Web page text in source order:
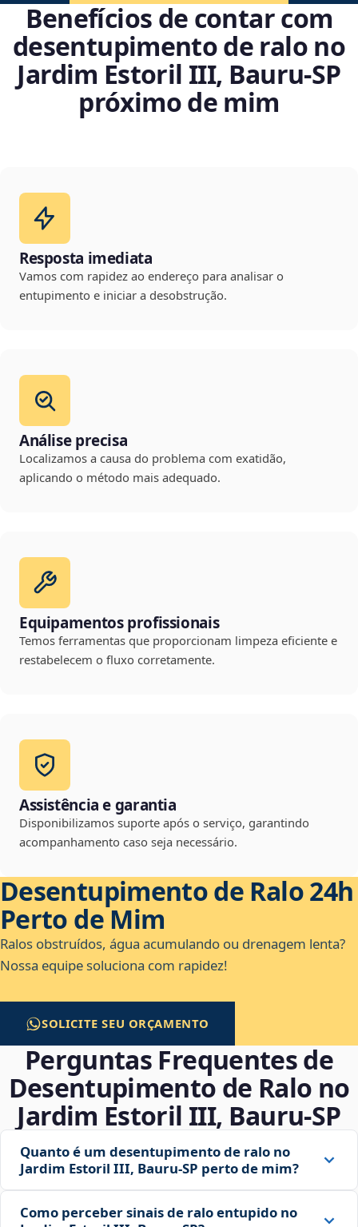
Benefícios de contar com
desentupimento de ralo no
Jardim Estoril III, Bauru‑SP
próximo de mim
Resposta imediata
Vamos com rapidez ao endereço para analisar o
entupimento e iniciar a desobstrução.
Análise precisa
Localizamos a causa do problema com exatidão,
aplicando o método mais adequado.
Equipamentos profissionais
Temos ferramentas que proporcionam limpeza eficiente e
restabelecem o fluxo corretamente.
Assistência e garantia
Disponibilizamos suporte após o serviço, garantindo
acompanhamento caso seja necessário.
Desentupimento de Ralo 24h
Perto de Mim
Ralos obstruídos, água acumulando ou drenagem lenta?
Nossa equipe soluciona com rapidez!
SOLICITE SEU ORÇAMENTO
Perguntas Frequentes de
Desentupimento de Ralo no
Jardim Estoril III, Bauru‑SP
Quanto é um desentupimento de ralo no
Jardim Estoril III, Bauru‑SP perto de mim?
Como perceber sinais de ralo entupido no